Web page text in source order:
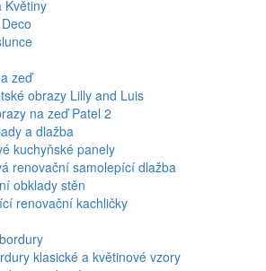
Květiny
zeď
obrazy Lilly and Luis
na zeď Patel 2
a dlažba
kuchyňské panely
renovační samolepící dlažba
obklady stěn
renovační kachličky
klasické a květinové vzory